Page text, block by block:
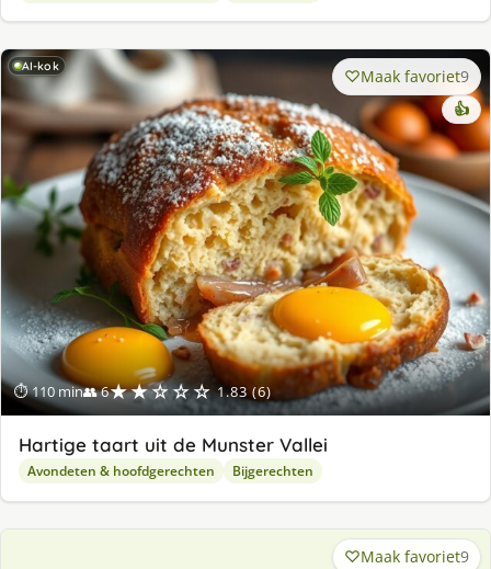
AI-kok
⏱ 110 min👥 6★★☆☆☆ 1.83 (6)
Maak favoriet9
👍
Hartige taart uit de Munster Vallei
Avondeten & hoofdgerechten Bijgerechten
Maak favoriet9